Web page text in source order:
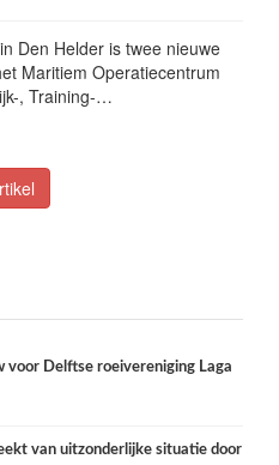
Den Helder is twee nieuwe
Maritiem Operatiecentrum
, Training-…
voor Delftse roeivereniging Laga
van uitzonderlijke situatie door